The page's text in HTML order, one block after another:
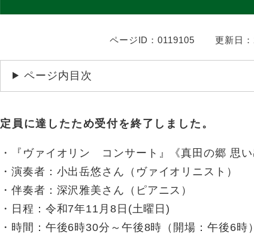
ページID：0119105 更新日
ページ内目次
定員に達したため受付を終了しました。
・『ヴァイオリン コンサート』《真田の郷 思
・演奏者：小出岳悠さん（ヴァイオリニスト）
・伴奏者：深沢雅美さん（ピアニス）
・日程：令和7年11月8日(土曜日)
・時間：午後6時30分～午後8時（開場：午後6時